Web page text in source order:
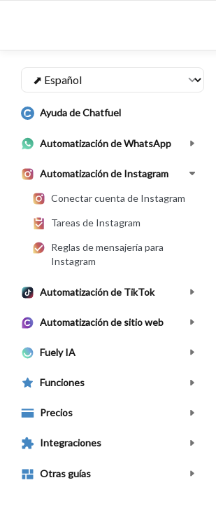
Ayuda de Chatfuel
Automatización de WhatsApp
Automatización de Instagram
Conectar cuenta de Instagram
Tareas de Instagram
Reglas de mensajería para
Instagram
Automatización de TikTok
Automatización de sitio web
Fuely IA
Funciones
Precios
Integraciones
Otras guías